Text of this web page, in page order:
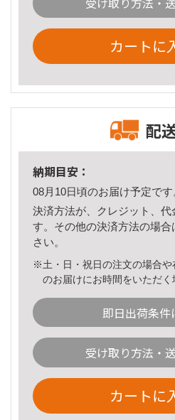
カートに
配
納期目安：
08月10日頃のお届け予定です
決済方法が、クレジット、代
す。その他の決済方法の場合
さい。
※土・日・祝日の注文の場合や
のお届けにお時間をいただく
即日出荷条件
受け取り方法・
カートに